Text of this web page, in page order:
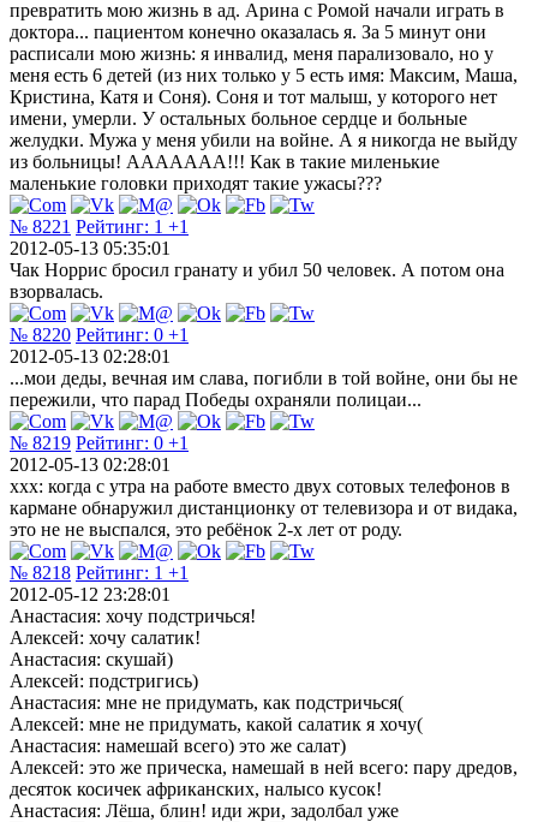
превратить мою жизнь в ад. Арина с Ромой начали играть в
доктора... пациентом конечно оказалась я. За 5 минут они
расписали мою жизнь: я инвалид, меня парализовало, но у
меня есть 6 детей (из них только у 5 есть имя: Максим, Маша,
Кристина, Катя и Соня). Соня и тот малыш, у которого нет
имени, умерли. У остальных больное сердце и больные
желудки. Мужа у меня убили на войне. А я никогда не выйду
из больницы! ААААААА!!! Как в такие миленькие
маленькие головки приходят такие ужасы???
№ 8221 Рейтинг: 1 +1
2012-05-13 05:35:01
Чак Норрис бросил гранату и убил 50 человек. А потом она
взорвалась.
№ 8220 Рейтинг: 0 +1
2012-05-13 02:28:01
...мои деды, вечная им слава, погибли в той войне, они бы не
пережили, что парад Победы охраняли полицаи...
№ 8219 Рейтинг: 0 +1
2012-05-13 02:28:01
ххх: когда с утра на работе вместо двух сотовых телефонов в
кармане обнаружил дистанционку от телевизора и от видака,
это не не выспался, это ребёнок 2-х лет от роду.
№ 8218 Рейтинг: 1 +1
2012-05-12 23:28:01
Анастасия: хочу подстричься!
Алексей: хочу салатик!
Анастасия: скушай)
Алексей: подстригись)
Анастасия: мне не придумать, как подстричься(
Алексей: мне не придумать, какой салатик я хочу(
Анастасия: намешай всего) это же салат)
Алексей: это же прическа, намешай в ней всего: пару дредов,
десяток косичек африканских, налысо кусок!
Анастасия: Лёша, блин! иди жри, задолбал уже